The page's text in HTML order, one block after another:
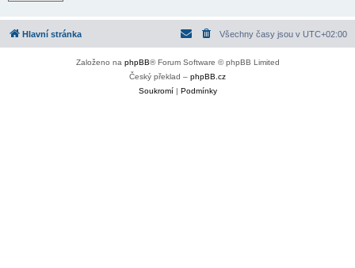
Hlavní stránka Všechny časy jsou v UTC+02:00
Založeno na phpBB® Forum Software © phpBB Limited
Český překlad – phpBB.cz
Soukromí| Podmínky